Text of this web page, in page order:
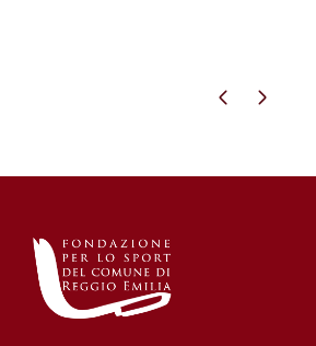
Pagina precedente
Pagina successiva